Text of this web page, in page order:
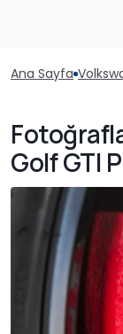
Ana Sayfa
Golf GTI